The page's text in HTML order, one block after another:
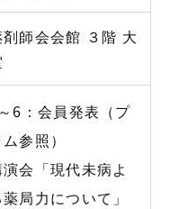
剤師会会館 ３階 大
6：会員発表（プ
参照）
会「現代未病よ
局力について」